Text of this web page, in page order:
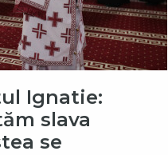
Ignatie:
slava
se